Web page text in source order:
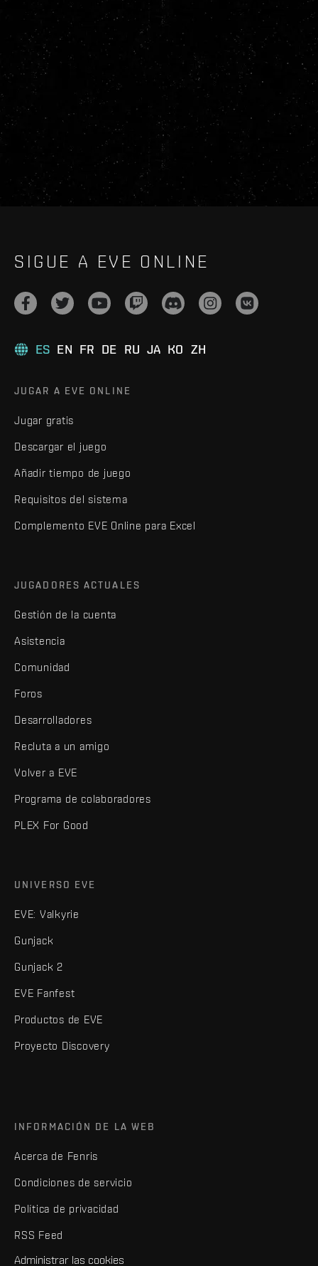
SIGUE A EVE ONLINE
ES EN FR DE RU JA KO ZH
JUGAR A EVE ONLINE
Jugar gratis
Descargar el juego
Añadir tiempo de juego
Requisitos del sistema
Complemento EVE Online para Excel
JUGADORES ACTUALES
Gestión de la cuenta
Asistencia
Comunidad
Foros
Desarrolladores
Recluta a un amigo
Volver a EVE
Programa de colaboradores
PLEX For Good
UNIVERSO EVE
EVE: Valkyrie
Gunjack
Gunjack 2
EVE Fanfest
Productos de EVE
Proyecto Discovery
INFORMACIÓN DE LA WEB
Acerca de Fenris
Condiciones de servicio
Política de privacidad
RSS Feed
Administrar las cookies